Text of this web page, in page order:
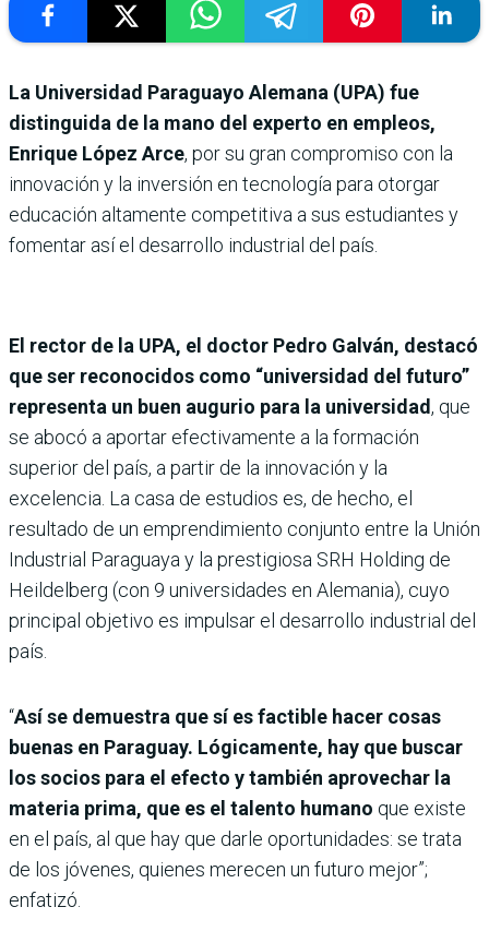
La Universidad Paraguayo Alemana (UPA) fue
distinguida de la mano del experto en empleos,
Enrique López Arce, por su gran compromiso con la
innovación y la inversión en tecnología para otorgar
educación altamente competitiva a sus estudiantes y
fomentar así el desarrollo industrial del país.
El rector de la UPA, el doctor Pedro Galván, destacó
que ser reconocidos como “universidad del futuro”
representa un buen augurio para la universidad, que
se abocó a aportar efectivamente a la formación
superior del país, a partir de la innovación y la
excelencia. La casa de estudios es, de hecho, el
resultado de un emprendimiento conjunto entre la Unión
Industrial Paraguaya y la prestigiosa SRH Holding de
Heildelberg (con 9 universidades en Alemania), cuyo
principal objetivo es impulsar el desarrollo industrial del
país.
“Así se demuestra que sí es factible hacer cosas
buenas en Paraguay. Lógicamente, hay que buscar
los socios para el efecto y también aprovechar la
materia prima, que es el talento humano que existe
en el país, al que hay que darle oportunidades: se trata
de los jóvenes, quienes merecen un futuro mejor”;
enfatizó.